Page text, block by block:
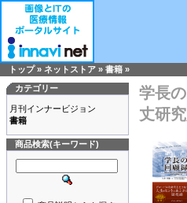
トップ» ネットストア » 書籍 »
カテゴリー
月刊インナービジョン
書籍
商品検索(キーワード)
学長
丈研